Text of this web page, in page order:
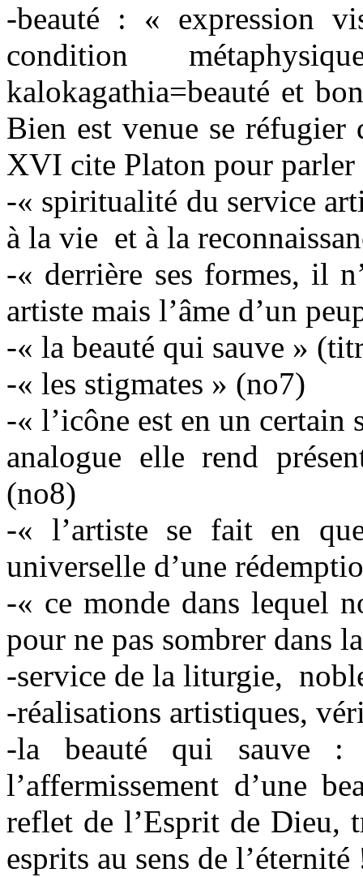
-beauté : « expression
condition
kalokagathia=beauté et
Bien est venue se
XVI cite Platon pour parler
-« spiritualité du service
à la vie et à la
-« derrière ses formes, il
artiste mais l’âme d’un
-« la beauté qui sauve »
-« les stigmates » (no7)
-« l’icône est en un certain
analogue elle rend
(no8)
-« l’artiste se fait en
universelle d’une
-« ce monde dans lequel
pour ne pas sombrer dans
-service de la liturgie,
-réalisations artistiques,
-la beauté qui sauve
l’affermissement d’une
reflet de l’Esprit de Dieu,
esprits au sens de